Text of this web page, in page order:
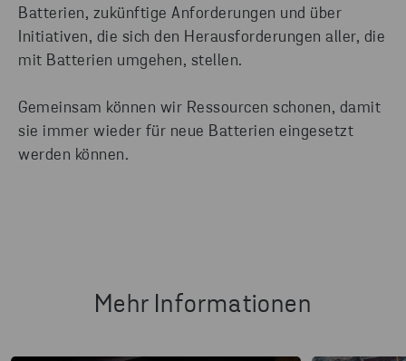
Batterien, zukünftige Anforderungen und über
Initiativen, die sich den Herausforderungen aller, die
mit Batterien umgehen, stellen.
Gemeinsam können wir Ressourcen schonen, damit
sie immer wieder für neue Batterien eingesetzt
werden können.
Mehr Informationen